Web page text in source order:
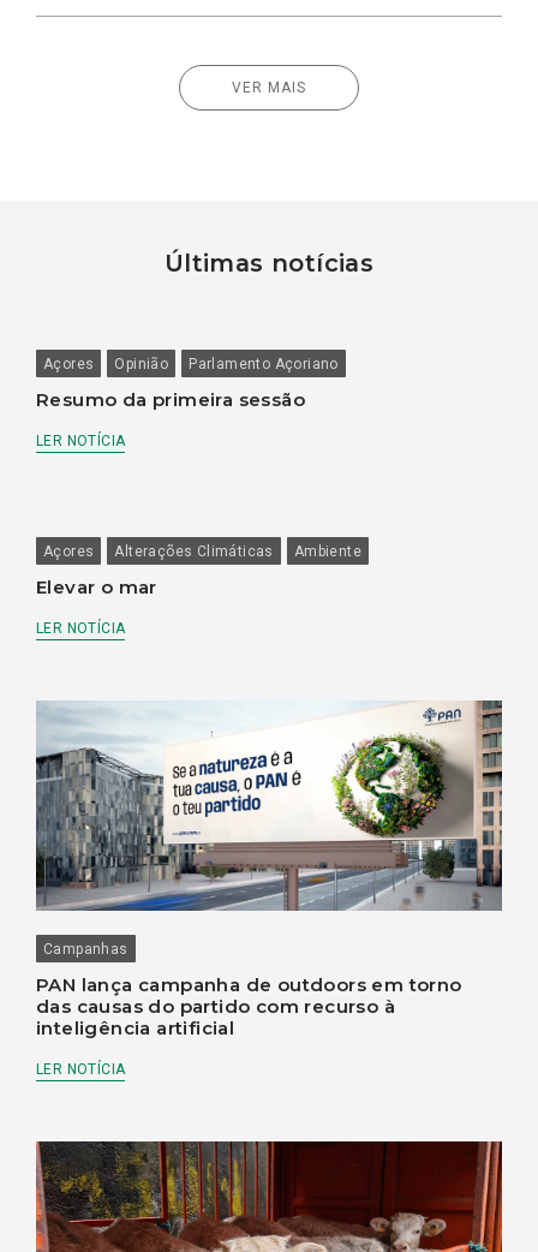
VER MAIS
Últimas notícias
Açores Opinião Parlamento Açoriano
Resumo da primeira sessão
LER NOTÍCIA
Açores Alterações Climáticas Ambiente
Elevar o mar
LER NOTÍCIA
Campanhas
PAN lança campanha de outdoors em torno
das causas do partido com recurso à
inteligência artificial
LER NOTÍCIA